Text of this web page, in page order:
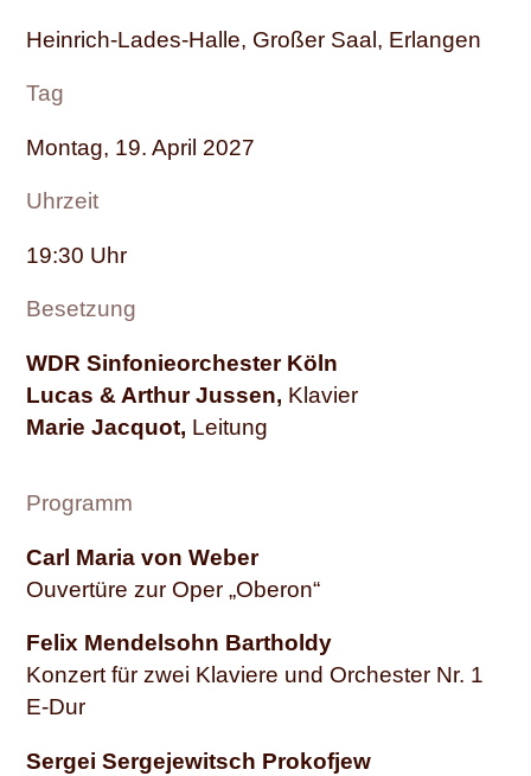
Heinrich-Lades-Halle, Großer Saal, Erlangen
Tag
Montag, 19. April 2027
Uhrzeit
19:30
Besetzung
WDR Sinfonieorchester Köln
Lucas & Arthur Jussen, Klavier
Marie Jacquot, Leitung
Programm
Carl Maria von Weber
Ouvertüre zur Oper „Oberon“
Felix Mendelsohn Bartholdy
Konzert für zwei Klaviere und Orchester Nr. 1
E-Dur
Sergei Sergejewitsch Prokofjew